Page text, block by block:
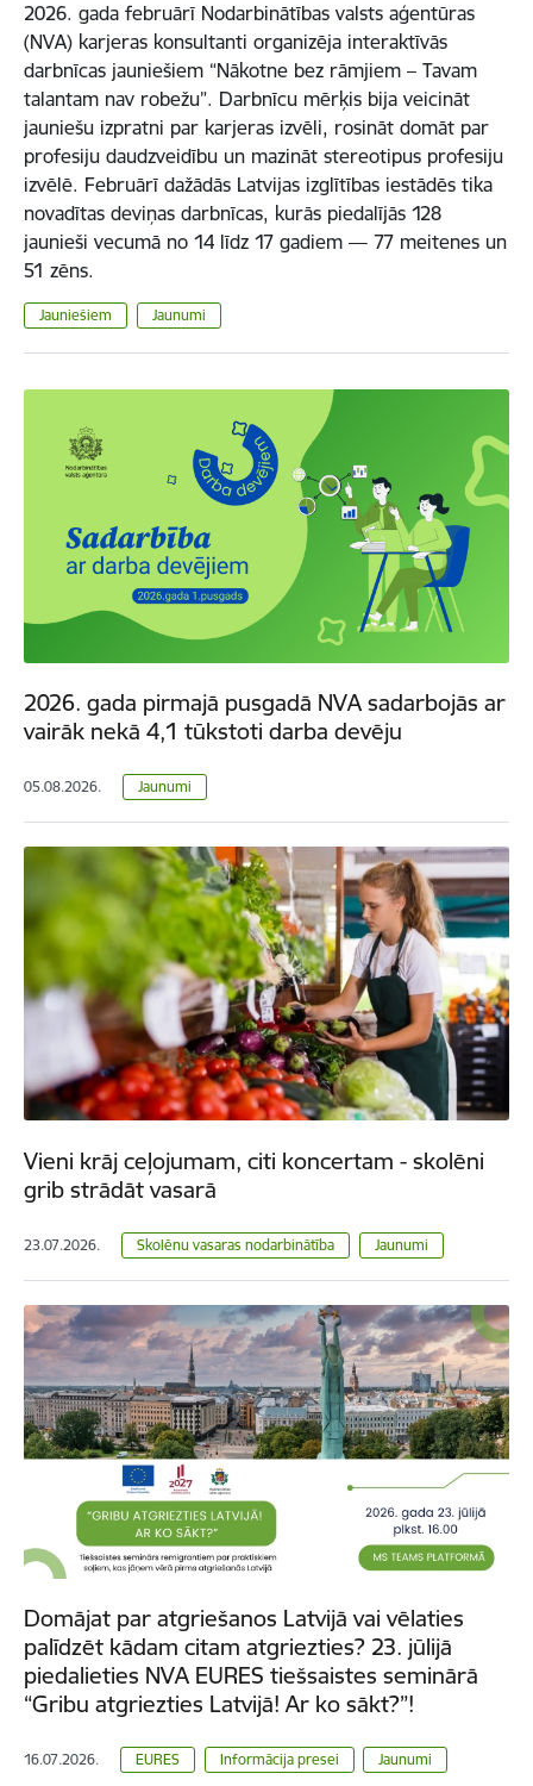
2026. gada februārī Nodarbinātības valsts aģentūras
(NVA) karjeras konsultanti organizēja interaktīvās
darbnīcas jauniešiem “Nākotne bez rāmjiem – Tavam
talantam nav robežu”. Darbnīcu mērķis bija veicināt
jauniešu izpratni par karjeras izvēli, rosināt domāt par
profesiju daudzveidību un mazināt stereotipus profesiju
izvēlē. Februārī dažādās Latvijas izglītības iestādēs tika
novadītas deviņas darbnīcas, kurās piedalījās 128
jaunieši vecumā no 14 līdz 17 gadiem — 77 meitenes un
51 zēns.
Jauniešiem Jaunumi
2026. gada pirmajā pusgadā NVA sadarbojās ar
vairāk nekā 4,1 tūkstoti darba devēju
05.08.2026. Jaunumi
Vieni krāj ceļojumam, citi koncertam - skolēni
grib strādāt vasarā
23.07.2026. Skolēnu vasaras nodarbinātība Jaunumi
Domājat par atgriešanos Latvijā vai vēlaties
palīdzēt kādam citam atgriezties? 23. jūlijā
piedalieties NVA EURES tiešsaistes seminārā
“Gribu atgriezties Latvijā! Ar ko sākt?”!
16.07.2026. EURES Informācija presei Jaunumi